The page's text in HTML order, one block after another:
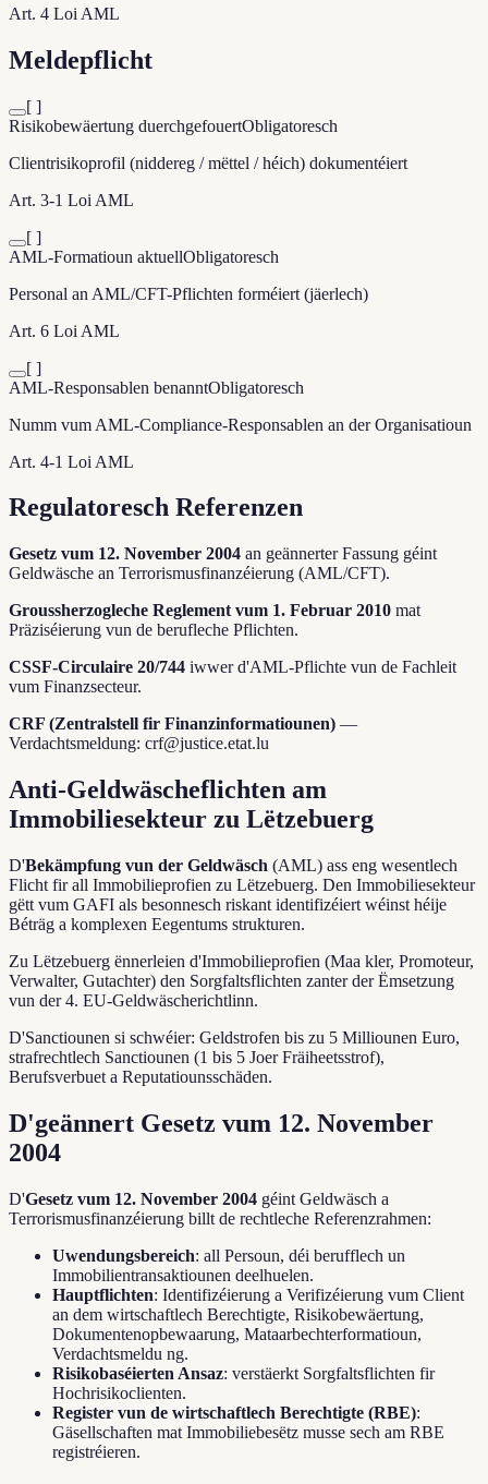
Art. 4 Loi AML
Meldepflicht
[ ]
Risikobewäertung duerchgefouertObligatoresch
Clientrisikoprofil (niddereg / mëttel / héich) dokumentéiert
Art. 3-1 Loi AML
[ ]
AML-Formatioun aktuellObligatoresch
Personal an AML/CFT-Pflichten forméiert (jäerlech)
Art. 6 Loi AML
[ ]
AML-Responsablen benanntObligatoresch
Numm vum AML-Compliance-Responsablen an der Organisatioun
Art. 4-1 Loi AML
Regulatoresch Referenzen
Gesetz vum 12. November 2004 an geännerter Fassung géint
Geldwäsche an Terrorismusfinanzéierung (AML/CFT).
Groussherzogleche Reglement vum 1. Februar 2010 mat
Präziséierung vun de berufleche Pflichten.
CSSF-Circulaire 20/744 iwwer d'AML-Pflichte vun de Fachleit
vum Finanzsecteur.
CRF (Zentralstell fir Finanzinformatiounen) —
Verdachtsmeldung: crf@justice.etat.lu
Anti-Geldwäscheflichten am
Immobiliesekteur zu Lëtzebuerg
D'Bekämpfung vun der Geldwäsch (AML) ass eng wesentlech
Flicht fir all Immobilieprofien zu Lëtzebuerg. Den Immobiliesekteur
gëtt vum GAFI als besonnesch riskant identifizéiert wéinst héije
Béträg a komplexen Eegentums strukturen.
Zu Lëtzebuerg ënnerleien d'Immobilieprofien (Maa kler, Promoteur,
Verwalter, Gutachter) den Sorgfaltsflichten zanter der Ëmsetzung
vun der 4. EU-Geldwäscherichtlinn.
D'Sanctiounen si schwéier: Geldstrofen bis zu 5 Milliounen Euro,
strafrechtlech Sanctiounen (1 bis 5 Joer Fräiheetsstrof),
Berufsverbuet a Reputatiounsschäden.
D'geännert Gesetz vum 12. November
2004
D'Gesetz vum 12. November 2004 géint Geldwäsch a
Terrorismusfinanzéierung billt de rechtleche Referenzrahmen:
Uwendungsbereich: all Persoun, déi berufflech un
Immobilientransaktiounen deelhuelen.
Hauptflichten: Identifizéierung a Verifizéierung vum Client
an dem wirtschaftlech Berechtigte, Risikobewäertung,
Dokumentenopbewaarung, Mataarbechterformatioun,
Verdachtsmeldu ng.
Risikobaséierten Ansaz: verstäerkt Sorgfaltsflichten fir
Hochrisikoclienten.
Register vun de wirtschaftlech Berechtigte (RBE):
Gäsellschaften mat Immobiliebesëtz musse sech am RBE
registréieren.